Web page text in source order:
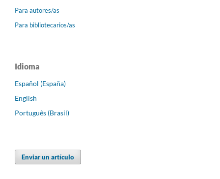
Para autores/as
Para bibliotecarios/as
Idioma
Español (España)
English
Português (Brasil)
Enviar un artículo